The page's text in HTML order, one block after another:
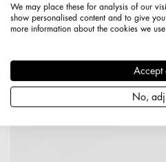
We may place these for analysis of our
show personalised content and to give
more information about the cookies we
Accept
No,